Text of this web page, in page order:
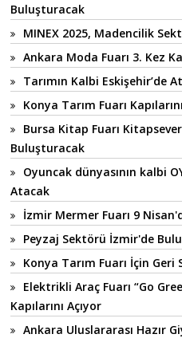
Buluşturacak
MINEX 2025, Madencilik
Ankara Moda Fuarı 3. Kez
Tarımın Kalbi Eskişehir’de
Konya Tarım Fuarı
Bursa Kitap Fuarı
Buluşturacak
Oyuncak dünyasının kalbi
Atacak
İzmir Mermer Fuarı 9
Peyzaj Sektörü İzmir'de
Konya Tarım Fuarı İçin Geri
Elektrikli Araç Fuarı “Go
Kapılarını Açıyor
Ankara Uluslararası Hazır